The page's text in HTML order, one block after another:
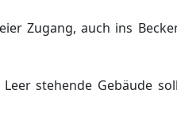
Zugang, auch ins
stehende Gebäude